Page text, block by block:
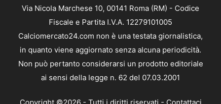
Via Nicola Marchese 10, 00141 Roma (RM) - Codice
Fiscale e Partita I.V.A. 12279101005
Calciomercato24.com non è una testata giornalistica,
in quanto viene aggiornato senza alcuna periodicità.
Non può pertanto considerarsi un prodotto editoriale
ai sensi della legge n. 62 del 07.03.2001